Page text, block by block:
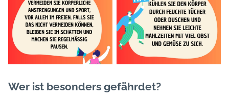
Wer ist besonders gefährdet?